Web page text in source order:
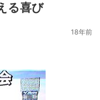
る喜び
18年前